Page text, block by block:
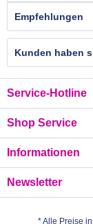
Empfehlungen
Kunden haben
Service-Hotline
Shop Service
Informationen
Newsletter
* Alle Preise